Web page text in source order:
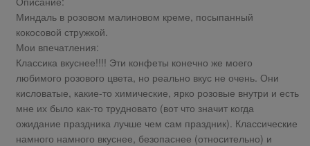
Миндаль в розовом малиновом креме, посыпанный
кокосовой стружкой.
Мои впечатления:
Классика вкуснее!!!! Эти конфеты конечно же моего
любимого розового цвета, но реально вкус не очень. Они
кисловатые, какие-то химические, ярко розовые внутри и есть
мне их было как-то трудновато (вот что значит когда
ожидание праздника лучше чем сам праздник). Классические
намного намного вкуснее, безопаснее (относительно) и